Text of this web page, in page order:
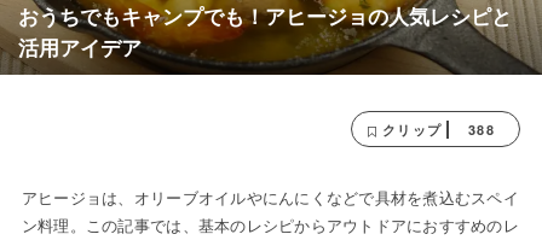
おうちでもキャンプでも！アヒージョの人気レシピと
活用アイデア
クリップ 388
アヒージョは、オリーブオイルやにんにくなどで具材を煮込むスペイ
ン料理。この記事では、基本のレシピからアウトドアにおすすめのレ